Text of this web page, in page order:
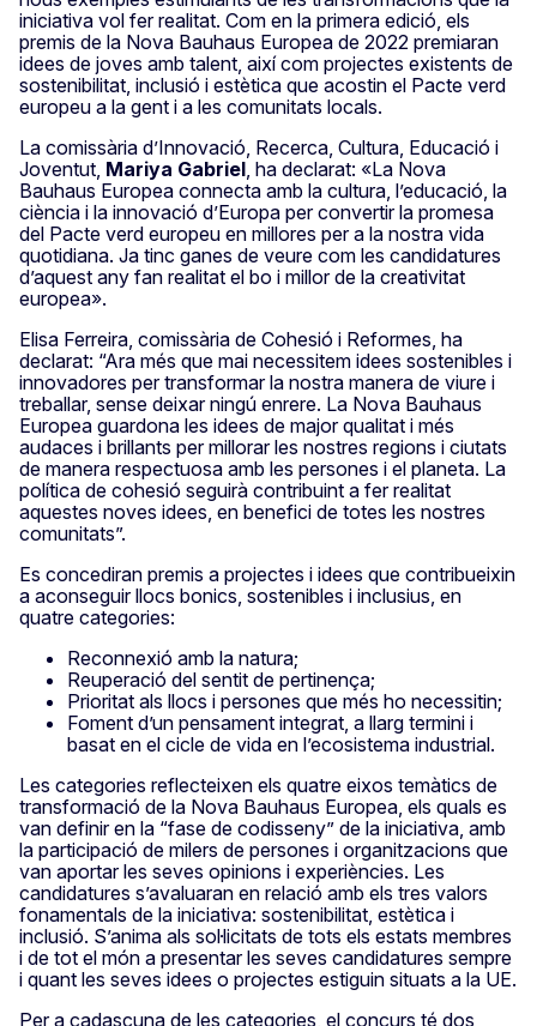
iniciativa vol fer realitat. Com en la primera edició, els
premis de la Nova Bauhaus Europea de 2022 premiaran
idees de joves amb talent, així com projectes existents de
sostenibilitat, inclusió i estètica que acostin el Pacte verd
europeu a la gent i a les comunitats locals.
La comissària d’Innovació, Recerca, Cultura, Educació i
Joventut, Mariya Gabriel , ha declarat: «La Nova
Bauhaus Europea connecta amb la cultura, l’educació, la
ciència i la innovació d’Europa per convertir la promesa
del Pacte verd europeu en millores per a la nostra vida
quotidiana. Ja tinc ganes de veure com les candidatures
d’aquest any fan realitat el bo i millor de la creativitat
europea».
Elisa Ferreira, comissària de Cohesió i Reformes, ha
declarat: “Ara més que mai necessitem idees sostenibles i
innovadores per transformar la nostra manera de viure i
treballar, sense deixar ningú enrere. La Nova Bauhaus
Europea guardona les idees de major qualitat i més
audaces i brillants per millorar les nostres regions i ciutats
de manera respectuosa amb les persones i el planeta. La
política de cohesió seguirà contribuint a fer realitat
aquestes noves idees, en benefici de totes les nostres
comunitats”.
Es concediran premis a projectes i idees que contribueixin
a aconseguir llocs bonics, sostenibles i inclusius, en
quatre categories:
Reconnexió amb la natura;
Reuperació del sentit de pertinença;
Prioritat als llocs i persones que més ho necessitin;
Foment d’un pensament integrat, a llarg termini i
basat en el cicle de vida en l’ecosistema industrial.
Les categories reflecteixen els quatre eixos temàtics de
transformació de la Nova Bauhaus Europea, els quals es
van definir en la “fase de codisseny” de la iniciativa, amb
la participació de milers de persones i organitzacions que
van aportar les seves opinions i experiències. Les
candidatures s’avaluaran en relació amb els tres valors
fonamentals de la iniciativa: sostenibilitat, estètica i
inclusió. S’anima als sol·licitats de tots els estats membres
i de tot el món a presentar les seves candidatures sempre
i quant les seves idees o projectes estiguin situats a la UE.
Per a cadascuna de les categories, el concurs té dos